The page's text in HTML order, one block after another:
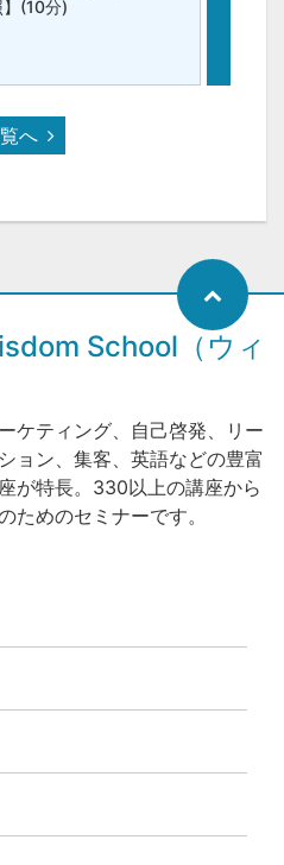
(10分)
へ
School（ウィ
ケティング、自己啓発、リー
ョン、集客、英語などの豊富
が特長。330以上の講座から
ためのセミナーです。